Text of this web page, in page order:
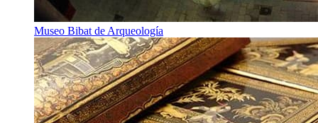
Museo Bibat de Arqueología